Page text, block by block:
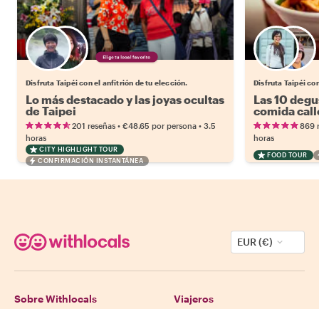
Elige tu local favorito
Disfruta Taipéi con el anfitrión de tu elección.
Lo más destacado y las joyas ocultas
de Taipei
201 reseñas • €48.65 por persona • 3.5
horas
CITY HIGHLIGHT TOUR
CONFIRMACIÓN INSTANTÁNEA
Disfruta Taipéi
Las 10
comida
869
horas
FOOD TOUR
EUR (€)
Sobre Withlocals Viajeros